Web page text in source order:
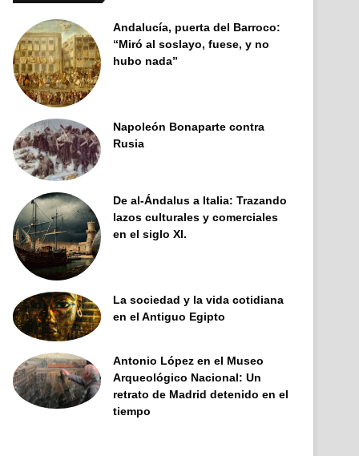
Andalucía, puerta del Barroco:
“Miró al soslayo, fuese, y no
hubo nada”
Napoleón Bonaparte contra
Rusia
De al-Ándalus a Italia: Trazando
lazos culturales y comerciales
en el siglo XI.
La sociedad y la vida cotidiana
en el Antiguo Egipto
Antonio López en el Museo
Arqueológico Nacional: Un
retrato de Madrid detenido en el
tiempo